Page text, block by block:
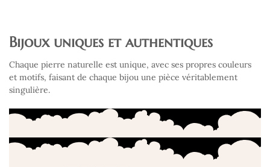
Bijoux uniques et authentiques
Chaque pierre naturelle est unique, avec ses propres couleurs
et motifs, faisant de chaque bijou une pièce véritablement
singulière.